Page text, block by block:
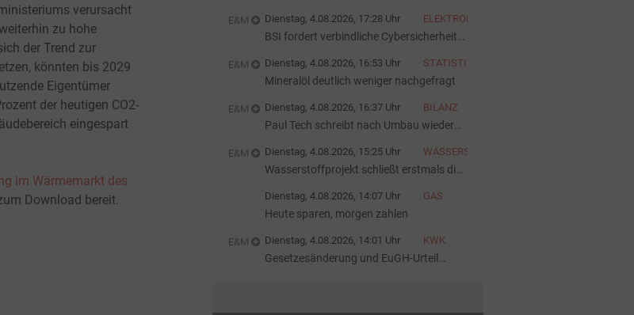
verursacht
zu hohe
der Trend zur
könnten bis 2029
Eigentümer
der heutigen CO2-
eingespart
im Wärmemarkt des
Download bereit.
E&M Dienstag, 4.08.2026, 17:28 Uhr ELEKTROFAHRZEUGE
BSI fordert verbindliche Cybersicherheit
E&M Dienstag, 4.08.2026, 16:53 Uhr STATISTIK
Mineralöl deutlich weniger nachgefragt
E&M Dienstag, 4.08.2026, 16:37 Uhr BILANZ
Paul Tech schreibt nach Umbau wieder
E&M Dienstag, 4.08.2026, 15:25 Uhr WASSERSTOFFINFRASTRUKTUR
Wasserstoffprojekt schließt erstmals die
Dienstag, 4.08.2026, 14:07 Uhr GAS
Heute sparen, morgen zahlen
E&M Dienstag, 4.08.2026, 14:01 Uhr KWK
Gesetzesänderung und EuGH-Urteil